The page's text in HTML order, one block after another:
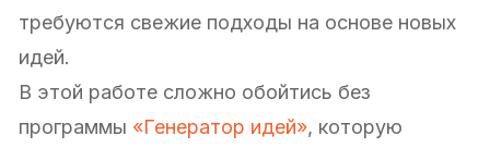
требуются свежие подходы на основе новых
идей.
В этой работе сложно обойтись без
программы «Генератор идей», которую